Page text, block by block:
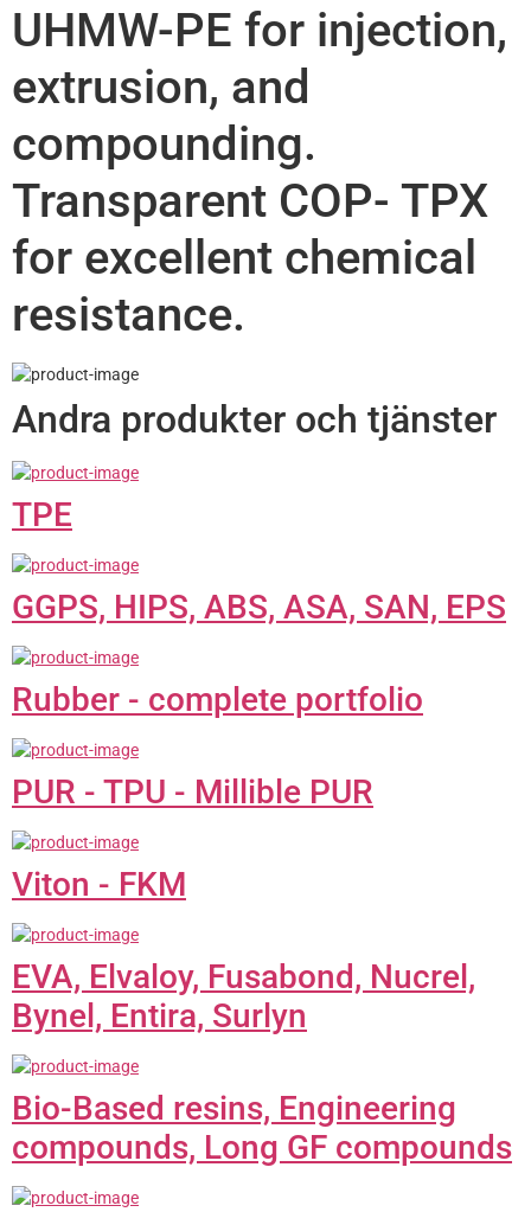
UHMW-PE for injection,
extrusion, and
compounding.
Transparent COP- TPX
for excellent chemical
resistance.
Andra produkter och tjänster
TPE
GGPS, HIPS, ABS, ASA, SAN, EPS
Rubber - complete portfolio
PUR - TPU - Millible PUR
Viton - FKM
EVA, Elvaloy, Fusabond, Nucrel,
Bynel, Entira, Surlyn
Bio-Based resins, Engineering
compounds, Long GF compounds